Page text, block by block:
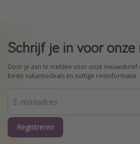
Schrijf je in voor
Door je aan te melden voor onze nieuwsbrief
beste vakantiedeals en nuttige reisinformatie.
Registreren